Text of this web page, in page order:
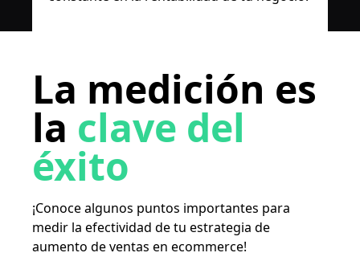
La medición es
la clave del
éxito
¡Conoce algunos puntos importantes para
medir la efectividad de tu estrategia de
aumento de ventas en ecommerce!